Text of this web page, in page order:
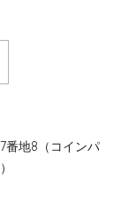
番地8（コインパ